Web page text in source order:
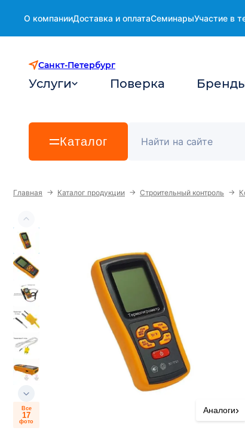
О компанииДоставка и оплатаСеминарыУчастие в
Санкт-Петербург
Услуги Поверка
Каталог
Главная → Каталог продукции → Строительный контроль →
Все
17
фото
Аналоги›